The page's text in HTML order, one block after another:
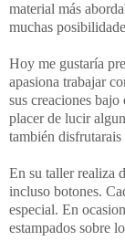
material más
muchas
Hoy me gustaría
apasiona trabajar
sus creaciones
placer de lucir
también disfrutarais
En su taller realiza
incluso botones.
especial. En
estampados sobre